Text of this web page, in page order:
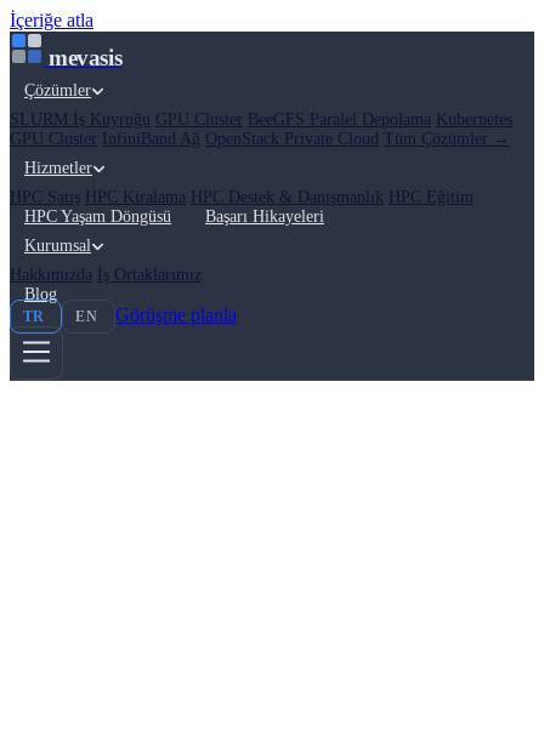
İçeriğe atla
mevasis
Çözümler
SLURM İş Kuyruğu GPU Cluster BeeGFS Paralel Depolama Kubernetes
GPU Cluster
InfiniBand Ağ OpenStack Private Cloud Tüm Çözümler →
Hizmetler
HPC Satış
HPC Kiralama HPC Destek & Danışmanlık
HPC Eğitim
HPC Yaşam Döngüsü
Başarı Hikayeleri
Kurumsal
Hakkımızda
İş Ortaklarımız
Blog
TR EN Görüşme planla